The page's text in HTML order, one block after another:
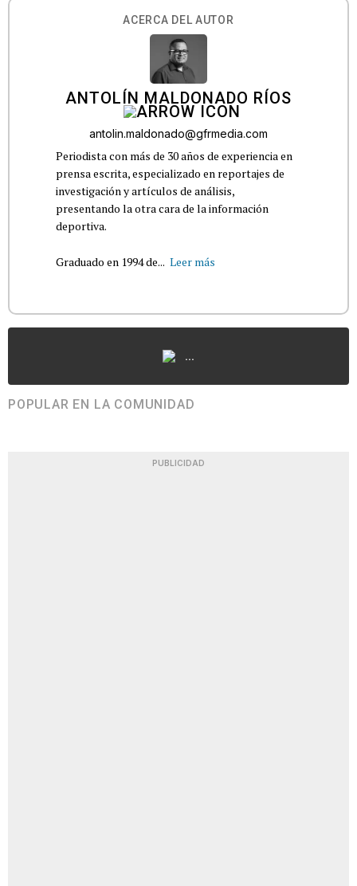
ACERCA DEL AUTOR
ANTOLÍN MALDONADO RÍOS
antolin.maldonado@gfrmedia.com
Periodista con más de 30 años de experiencia en
prensa escrita, especializado en reportajes de
investigación y artículos de análisis,
presentando la otra cara de la información
deportiva.
Graduado en 1994 de... Leer más
...
POPULAR EN LA COMUNIDAD
PUBLICIDAD